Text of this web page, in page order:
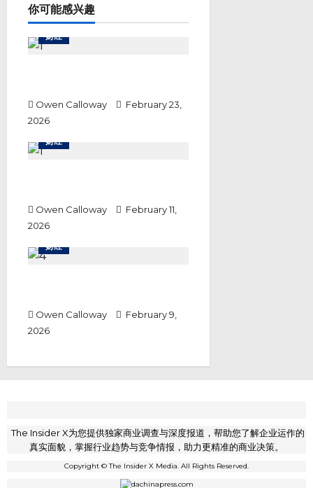
a
t
i
o
你可能感兴趣
财经
Owen Calloway
February 23,
2026
财经
Owen Calloway
February 11,
2026
财经
Owen Calloway
February 9,
2026
The Insider X为您提供独家商业调查与深度报道，帮助您了解企业运作的
真实面貌，掌握行业趋势与竞争情报，助力更精准的商业决策。
Copyright © The Insider X Media. All Rights Reserved.